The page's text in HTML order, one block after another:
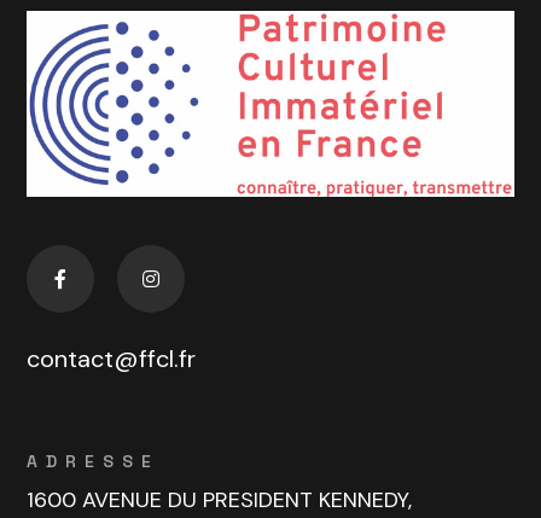
contact@ffcl.fr
ADRESSE
1600 AVENUE DU PRESIDENT KENNEDY,